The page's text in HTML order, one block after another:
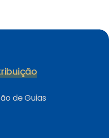
de Guias